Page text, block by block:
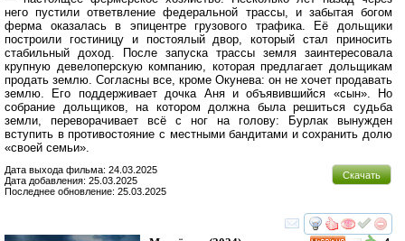
него пустили ответвление федеральной трассы, и забытая богом
ферма оказалась в эпицентре грузового трафика. Её дольщики
построили гостиницу и постоялый двор, который стал приносить
стабильный доход. После запуска трассы земля заинтересовала
крупную девелоперскую компанию, которая предлагает дольщикам
продать землю. Согласны все, кроме Окунева: он не хочет продавать
землю. Его поддерживает дочка Аня и объявившийся «сын». Но
собрание дольщиков, на котором должна была решиться судьба
земли, переворачивает всё с ног на голову: Бурлак вынужден
вступить в противостояние с местными бандитами и сохранить долю
«своей семьи».
Скачать
Дата выхода фильма: 24.03.2025
Дата добавления: 25.03.2025
Последнее обновление: 25.03.2025
смотреть